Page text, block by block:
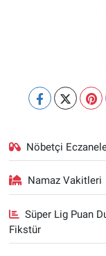
Nöbetçi
Namaz Vakitleri
Süper Lig Puan
Fikstür